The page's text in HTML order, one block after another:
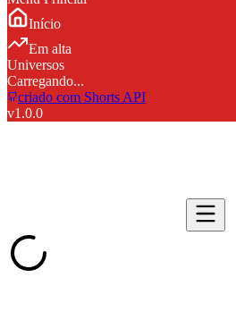
Início
Em alta
Universos
Carregando...
criado com Shorts API
v1.0.0